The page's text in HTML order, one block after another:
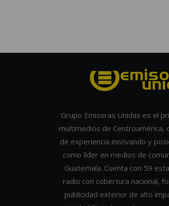
Grupo Emisoras Unidas es el
multimedios de Centroamérica,
de experiencia innovando y
como líder en medios de
Guatemala. Cuenta con 59
radio con cobertura nacional,
publicidad exterior de alto